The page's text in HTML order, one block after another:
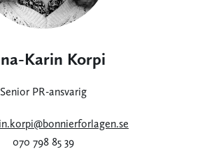
Karin Korpi
Senior PR-ansvarig
070 798 85 39